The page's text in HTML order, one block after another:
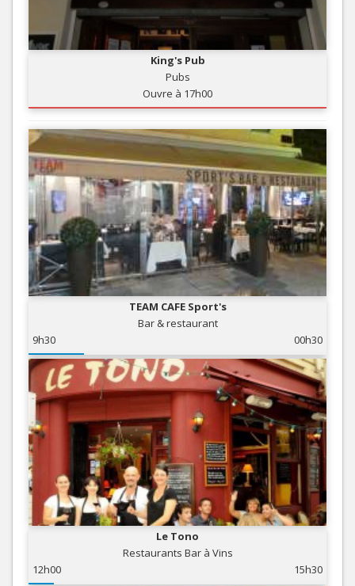
King's Pub
Pubs
Ouvre à 17h00
TEAM CAFE Sport's
Bar & restaurant
9h30
00h30
Le Tono
Restaurants Bar à Vins
12h00
15h30